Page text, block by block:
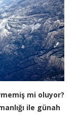
mi oluyor?
ile günah